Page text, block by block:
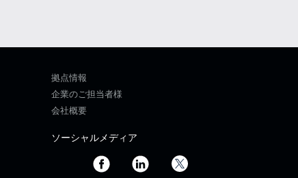
拠点情報
企業のご担当者様
会社概要
ソーシャルメディア